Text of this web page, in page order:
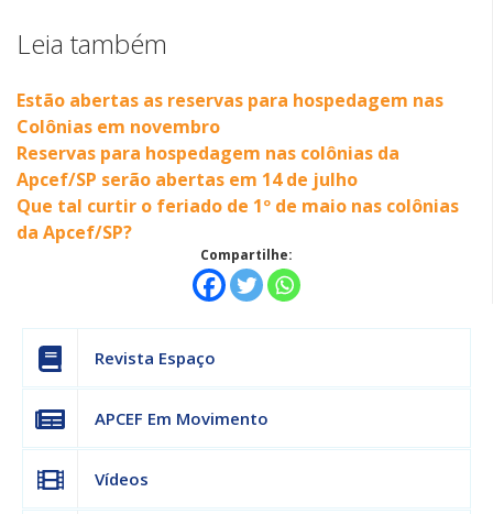
Leia também
Estão abertas as reservas para hospedagem nas
Colônias em novembro
Reservas para hospedagem nas colônias da
Apcef/SP serão abertas em 14 de julho
Que tal curtir o feriado de 1º de maio nas colônias
da Apcef/SP?
Compartilhe:
Revista Espaço
APCEF Em Movimento
Vídeos